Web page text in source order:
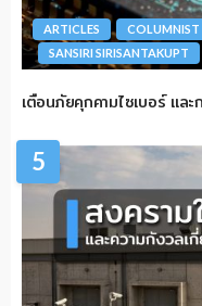
ARTICLES COLUMNIST
SANSIRI SIRISANTAKUPT
เตือนภัยคุกคามไซเบอร์ แล
5